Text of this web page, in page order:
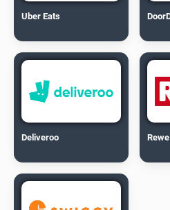
Uber Eats
Deliveroo Rewe